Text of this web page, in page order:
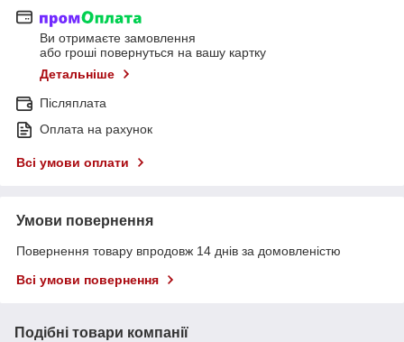
Ви отримаєте замовлення
або гроші повернуться на вашу картку
Детальніше
Післяплата
Оплата на рахунок
Всі умови оплати
Умови повернення
Повернення товару впродовж 14 днів за домовленістю
Всі умови повернення
Подібні товари компанії